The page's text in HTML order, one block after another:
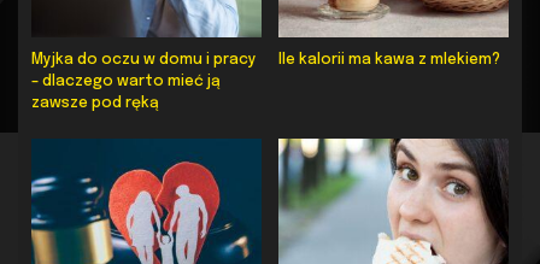
Myjka do oczu w domu i pracy
– dlaczego warto mieć ją
zawsze pod ręką
Ile kalorii ma kawa z mlekiem?